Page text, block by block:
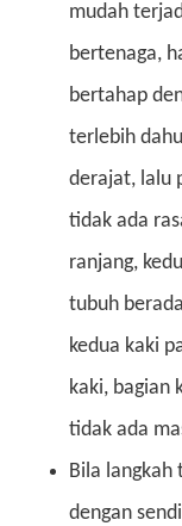
mudah
bertenaga,
bertahap
terlebih
derajat, lalu
tidak ada
ranjang,
tubuh
kedua kaki
kaki, bagian
tidak ada
Bila langkah
dengan